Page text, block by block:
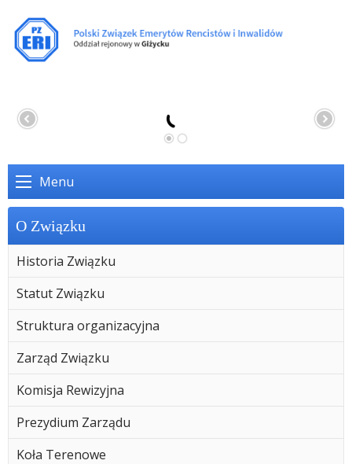
Menu
O Związku
Historia Związku
Statut Związku
Struktura organizacyjna
Zarząd Związku
Komisja Rewizyjna
Prezydium Zarządu
Koła Terenowe